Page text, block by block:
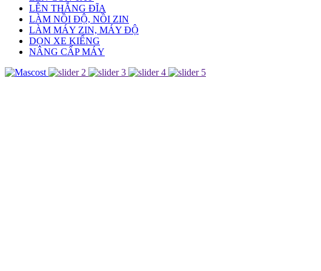
LÊN THẮNG ĐĨA
LÀM NỒI ĐỘ, NỒI ZIN
LÀM MÁY ZIN, MÁY ĐỘ
DỌN XE KIỂNG
NÂNG CẤP MÁY